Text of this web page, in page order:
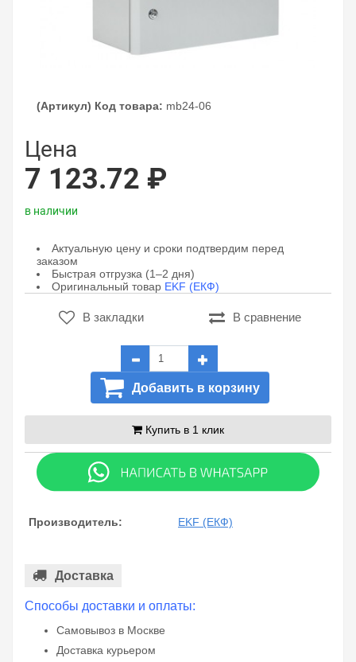
(Артикул) Код товара: mb24-06
Цена
7 123.72 ₽
в наличии
Актуальную цену и сроки подтвердим перед
заказом
Быстрая отгрузка (1–2 дня)
Оригинальный товар EKF (ЕКФ)
В закладки В сравнение
Добавить в корзину
Купить в 1 клик
Производитель: EKF (ЕКФ)
Доставка
Способы доставки и оплаты:
Самовывоз в Москве
Доставка курьером